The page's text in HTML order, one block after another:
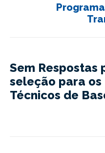
Sem Respostas
seleção para
Técnicos de